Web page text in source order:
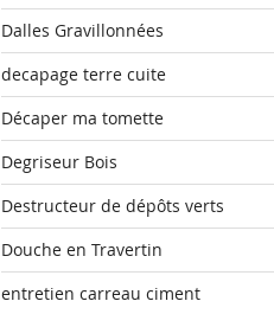
Dalles Gravillonnées
decapage terre cuite
Décaper ma tomette
Degriseur Bois
Destructeur de dépôts verts
Douche en Travertin
entretien carreau ciment